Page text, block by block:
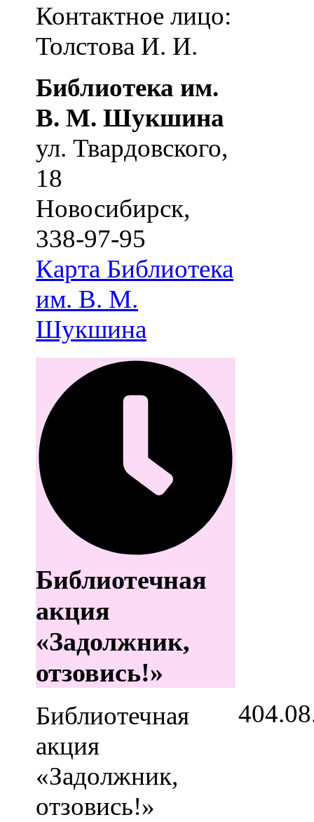
Контактное лицо:
Толстова И. И.
Библиотека им.
В. М. Шукшина
ул. Твардовского,
18
Новосибирск,
338-97-95
Карта Библиотека
им. В. М.
Шукшина
Библиотечная
акция
«Задолжник,
отзовись!»
Библиотечная
акция
«Задолжник,
отзовись!»
4